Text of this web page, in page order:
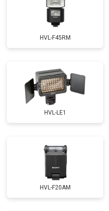
HVL-F45RM
HVL-LE1
HVL-F20AM